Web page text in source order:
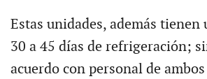
Estas unidades, además tienen
30 a 45 días de refrigeración;
acuerdo con personal de